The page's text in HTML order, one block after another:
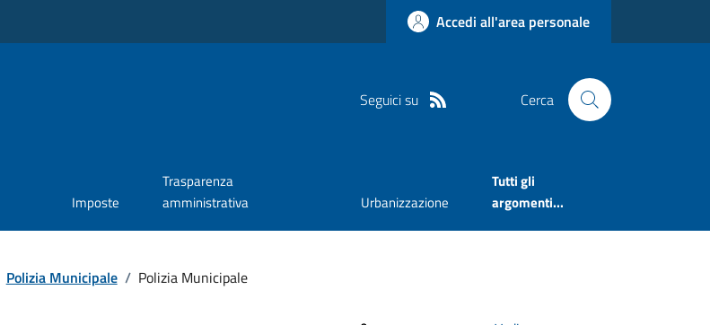
Accedi all'area personale
Seguici su Cerca
Imposte
Trasparenza
amministrativa
Urbanizzazione
Tutti gli
argomenti...
Polizia Municipale / Polizia Municipale